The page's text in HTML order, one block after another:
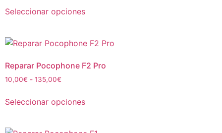
Seleccionar opciones
Reparar Pocophone F2 Pro
10,00€ - 135,00€
Seleccionar opciones